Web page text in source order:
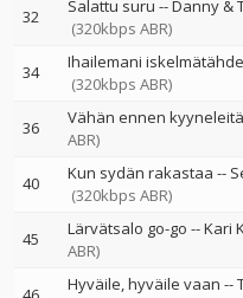
32 Salattu suru --Danny &
(320kbps ABR)
34 Ihailemani
(320kbps ABR)
36 Vähän ennen kyyneleitä
ABR)
40 Kun sydän rakastaa --
(320kbps ABR)
45 Lärvätsalo go-go --Kari
ABR)
Hyväile, hyväile vaan --